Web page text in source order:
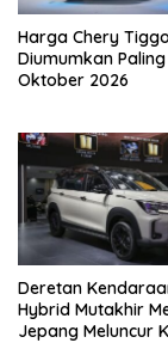
Harga Chery
Diumumkan
Oktober 2026
Deretan
Hybrid Mutakhir
Jepang Meluncur